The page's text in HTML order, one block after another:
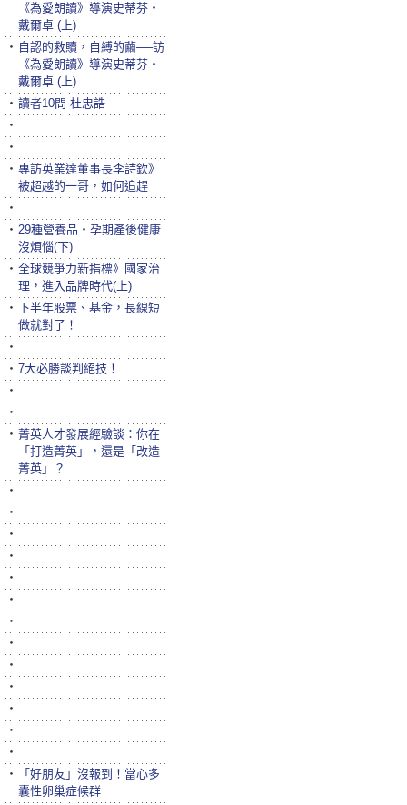
《為愛朗讀》導演史蒂芬‧
戴爾卓 (上)
‧ 自認的救贖，自縛的繭──訪
《為愛朗讀》導演史蒂芬‧
戴爾卓 (上)
‧ 讀者10問 杜忠誥
‧
‧
‧ 專訪英業達董事長李詩欽》
被超越的一哥，如何追趕
‧
‧ 29種營養品‧孕期產後健康
沒煩惱(下)
‧ 全球競爭力新指標》國家治
理，進入品牌時代(上)
‧ 下半年股票、基金，長線短
做就對了！
‧
‧ 7大必勝談判絕技！
‧
‧
‧ 菁英人才發展經驗談：你在
「打造菁英」，還是「改造
菁英」？
‧
‧
‧
‧
‧
‧
‧
‧
‧
‧
‧
‧
‧
‧
「好朋友」沒報到！當心多
囊性卵巢症候群